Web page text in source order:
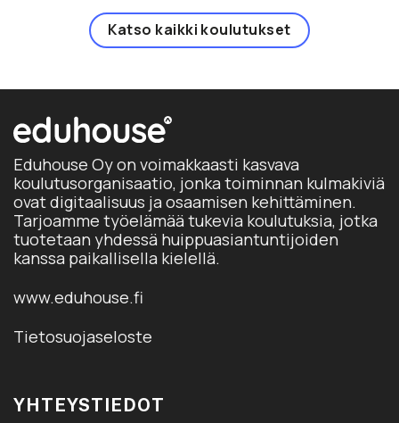
Katso kaikki koulutukset
Eduhouse Oy on voimakkaasti kasvava
koulutusorganisaatio, jonka toiminnan kulmakiviä
ovat digitaalisuus ja osaamisen kehittäminen.
Tarjoamme työelämää tukevia koulutuksia, jotka
tuotetaan yhdessä huippuasiantuntijoiden
kanssa paikallisella kielellä.
www.eduhouse.fi
Tietosuojaseloste
YHTEYSTIEDOT